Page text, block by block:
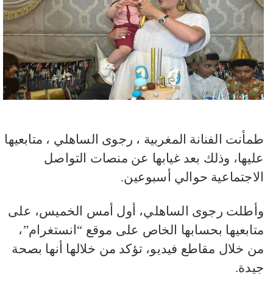
طمأنت الفنانة المغربية ، رجوى الساهلي ، متابعيها
عليها، وذلك بعد غيابها عن منصات التواصل
الاجتماعية حوالي أسبوعين.
وأطلت رجوى الساهلي، أول أمس الخميس، على
متابعيها بحسابها الخاص على موقع “انستغرام”،
من خلال مقاطع فيديو، تؤكد من خلالها أنها بصحة
جيدة.